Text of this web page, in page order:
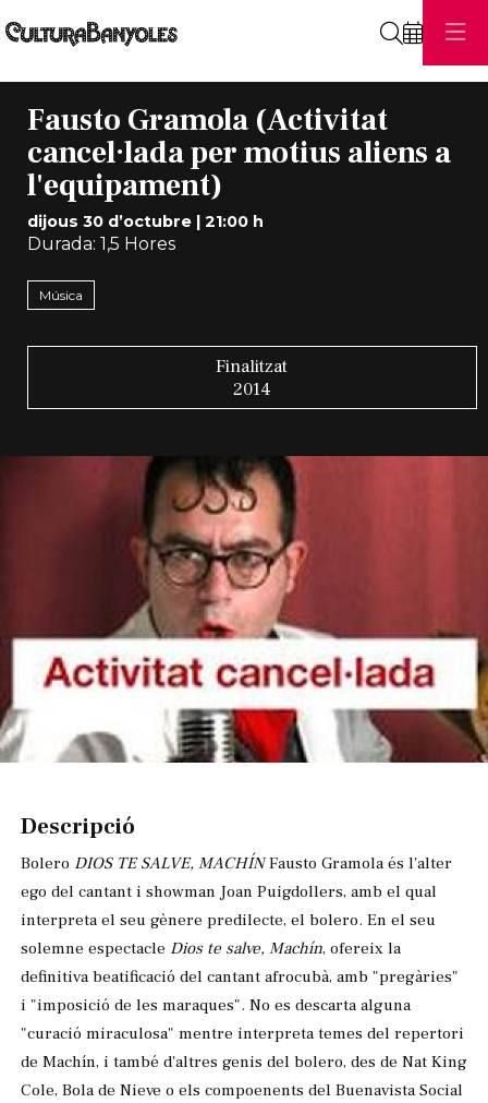
Fausto Gramola (Activitat
cancel·lada per motius aliens a
l'equipament)
dijous 30 d’octubre| 21:00 h
Durada: 1,5 Hores
Música
Finalitzat
2014
Descripció
Bolero DIOS TE SALVE, MACHÍNFausto Gramola és l'alter
ego del cantant i showman Joan Puigdollers, amb el qual
interpreta el seu gènere predilecte, el bolero. En el seu
solemne espectacle Dios te salve, Machín, ofereix la
definitiva beatificació del cantant afrocubà, amb "pregàries"
i "imposició de les maraques". No es descarta alguna
"curació miraculosa" mentre interpreta temes del repertori
de Machín, i també d'altres genis del bolero, des de Nat King
Cole, Bola de Nieve o els compoenents del Buenavista Social